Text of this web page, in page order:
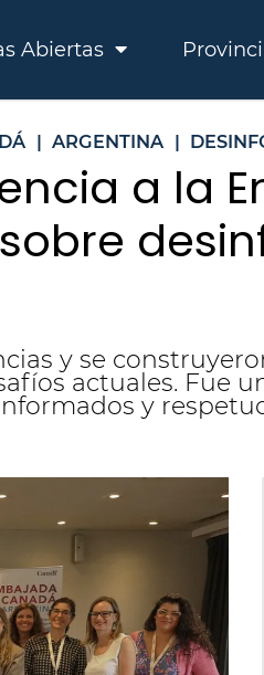
Abiertas
| ARGENTINA |
a la
y se
actuales. Fue
y